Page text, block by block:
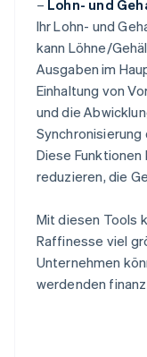
– Lohn- und
Ihr Lohn- und
kann Löhne/
Ausgaben im
Einhaltung von
und die
Diese
reduzieren, die
Mit diesen Tools
Raffinesse viel
Unternehmen
werdenden